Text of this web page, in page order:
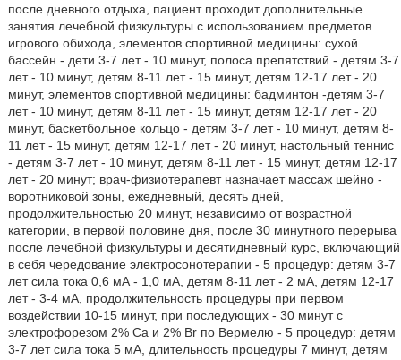
после дневного отдыха, пациент проходит дополнительные
занятия лечебной физкультуры с использованием предметов
игрового обихода, элементов спортивной медицины: сухой
бассейн - дети 3-7 лет - 10 минут, полоса препятствий - детям 3-7
лет - 10 минут, детям 8-11 лет - 15 минут, детям 12-17 лет - 20
минут, элементов спортивной медицины: бадминтон -детям 3-7
лет - 10 минут, детям 8-11 лет - 15 минут, детям 12-17 лет - 20
минут, баскетбольное кольцо - детям 3-7 лет - 10 минут, детям 8-
11 лет - 15 минут, детям 12-17 лет - 20 минут, настольный теннис
- детям 3-7 лет - 10 минут, детям 8-11 лет - 15 минут, детям 12-17
лет - 20 минут; врач-физиотерапевт назначает массаж шейно -
воротниковой зоны, ежедневный, десять дней,
продолжительностью 20 минут, независимо от возрастной
категории, в первой половине дня, после 30 минутного перерыва
после лечебной физкультуры и десятидневный курс, включающий
в себя чередование электросонотерапии - 5 процедур: детям 3-7
лет сила тока 0,6 мА - 1,0 мА, детям 8-11 лет - 2 мА, детям 12-17
лет - 3-4 мА, продолжительность процедуры при первом
воздействии 10-15 минут, при последующих - 30 минут с
электрофорезом 2% Са и 2% Br по Вермелю - 5 процедур: детям
3-7 лет сила тока 5 мА, длительность процедуры 7 минут, детям